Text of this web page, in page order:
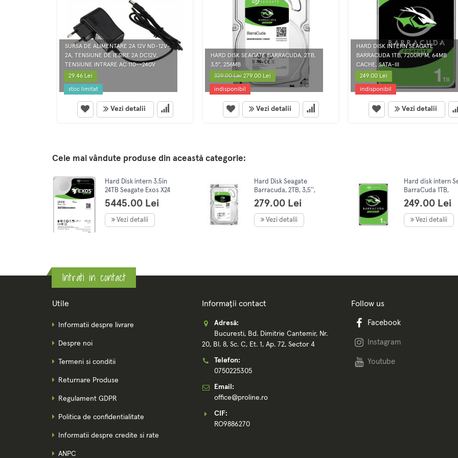
SURSA DE ALIMENTARE 2A 12V ND-12V-
2A, TENSIUNE DE IESIRE 2A DC12V,
TENSIUNE INTRARE AC 110--240V
29.46 Lei
stoc limitat
Vezi detalii
HARD DISK SEAGATE BARRACUDA, 2TB,
3,5'', 256MB
329.00 Lei279.00 Lei
indisponibil
Vezi detalii
HARD DISK INTERN SEAGATE
BARRACUDA 1TB, 7200RPM, 64MB
CACHE, SATA-III
249.00 Lei
indisponibil
Vezi detalii
Cele mai vândute produse din această categorie:
Hard Disk intern 3.5in
24TB Seagate Exos X24
Sata-III 7200Rpm 512Mb
5445.00 Lei
Vezi detalii
Hard Disk Seagate
Barracuda, 2TB, 3,5'',
256MB
279.00 Lei
Vezi detalii
Hard disk intern
BarraCuda 1TB,
7200rpm, 64MB
SATA-III
249.00 Lei
Vezi detalii
Intrati in contact
Utile
Informatii despre livrare
Despre noi
Termeni si conditii
Returnare Produse
Regulament GDPR
Politica de confidentialitate
Informatii despre credite si rate
ANPC
Informații contact
Adresă:
Bucuresti, Bd. Dimitrie Cantemir, Nr.
20, Bl. 8, Sc. C, Et. 1, Ap. 72, Sector 4
Telefon:
0750225305
Email:
office@proline.ro
CIF:
RO9886270
Follow us
Facebook
Instagram
Youtube